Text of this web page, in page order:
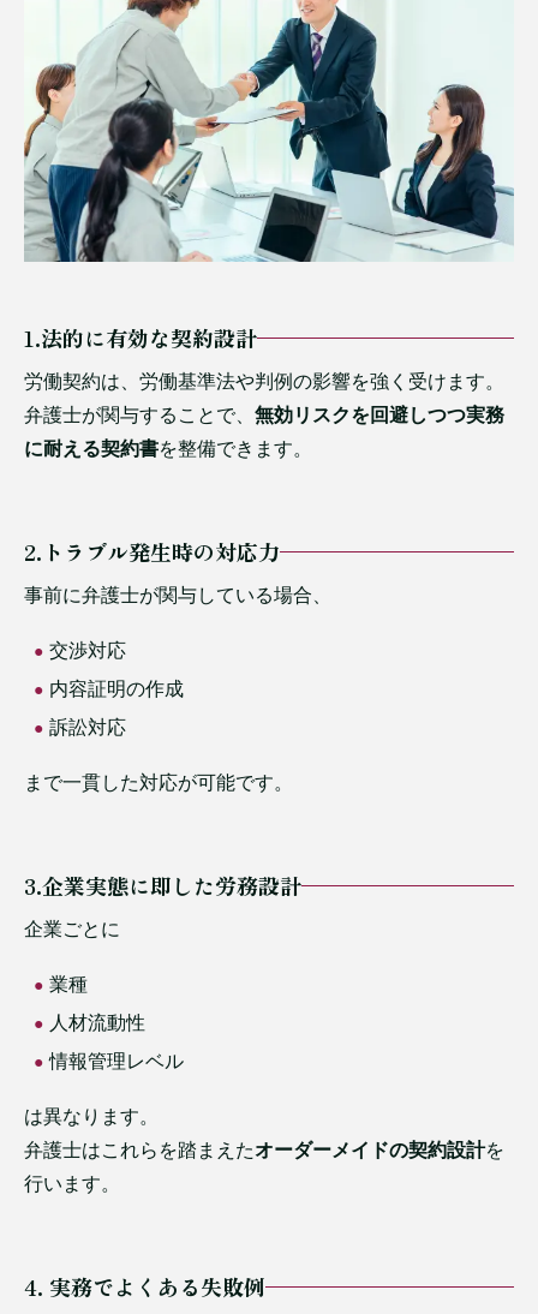
1.法的に有効な契約設計
労働契約は、労働基準法や判例の影響を強く受けます。
弁護士が関与することで、 無効リスクを回避しつつ実務
に耐える契約書を整備できます。
2.トラブル発生時の対応力
事前に弁護士が関与している場合、
交渉対応
内容証明の作成
訴訟対応
まで一貫した対応が可能です。
3.企業実態に即した労務設計
企業ごとに
業種
人材流動性
情報管理レベル
は異なります。
弁護士はこれらを踏まえたオーダーメイドの契約設計を
行います。
4. 実務でよくある失敗例